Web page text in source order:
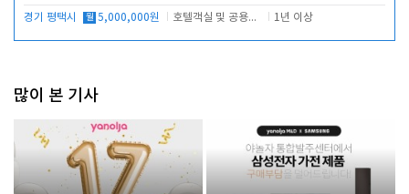
경기 평택시 월 5,000,000원 호텔객실 및 공용시설 청소 관리 1년 이상
많이 본 기사